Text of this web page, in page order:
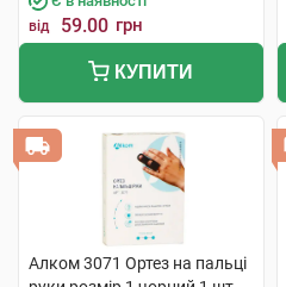
від 59.00 грн
КУПИТИ
Алком 3071 Ортез на пальці